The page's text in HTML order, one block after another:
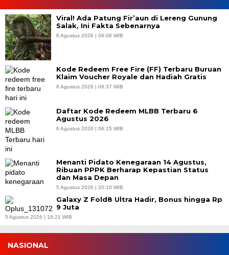
Viral! Ada Patung Fir’aun di Lereng Gunung
Salak, Ini Fakta Sebenarnya
6 Agustus 2026 | 08:08 WIB
Kode Redeem Free Fire (FF) Terbaru Buruan
Klaim Voucher Royale dan Hadiah Gratis
6 Agustus 2026 | 06:37 WIB
Daftar Kode Redeem MLBB Terbaru 6
Agustus 2026
6 Agustus 2026 | 06:15 WIB
Menanti Pidato Kenegaraan 14 Agustus,
Ribuan PPPK Berharap Kepastian Status
dan Masa Depan
5 Agustus 2026 | 20:10 WIB
Galaxy Z Fold8 Ultra Hadir, Bonus hingga Rp
9 Juta
5 Agustus 2026 | 18:21 WIB
NASIONAL